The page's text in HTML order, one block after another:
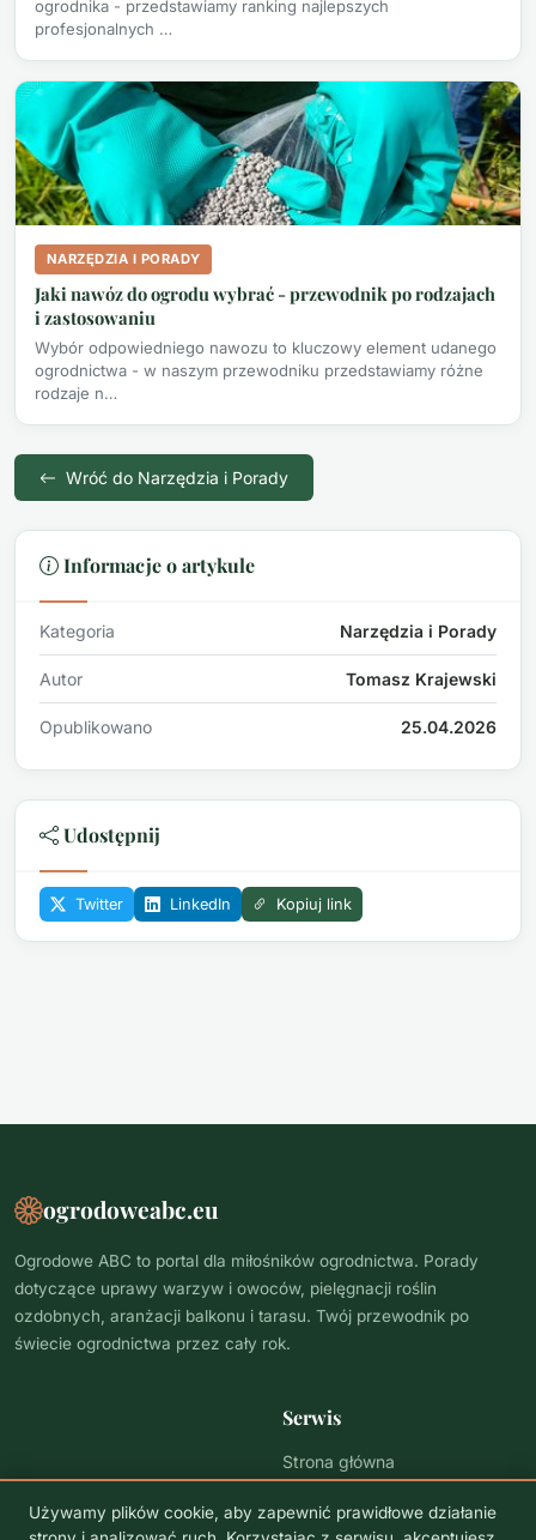
ogrodnika - przedstawiamy ranking najlepszych
profesjonalnych …
NARZĘDZIA I PORADY
Jaki nawóz do ogrodu wybrać - przewodnik po rodzajach
i zastosowaniu
Wybór odpowiedniego nawozu to kluczowy element udanego
ogrodnictwa - w naszym przewodniku przedstawiamy różne
rodzaje n…
Wróć do Narzędzia i Porady
Informacje o artykule
Kategoria Narzędzia i Porady
Autor Tomasz Krajewski
Opublikowano 25.04.2026
Udostępnij
Twitter LinkedIn Kopiuj link
ogrodoweabc.eu
Ogrodowe ABC to portal dla miłośników ogrodnictwa. Porady
dotyczące uprawy warzyw i owoców, pielęgnacji roślin
ozdobnych, aranżacji balkonu i tarasu. Twój przewodnik po
świecie ogrodnictwa przez cały rok.
Serwis
Strona główna
Używamy plików cookie, aby zapewnić prawidłowe działanie